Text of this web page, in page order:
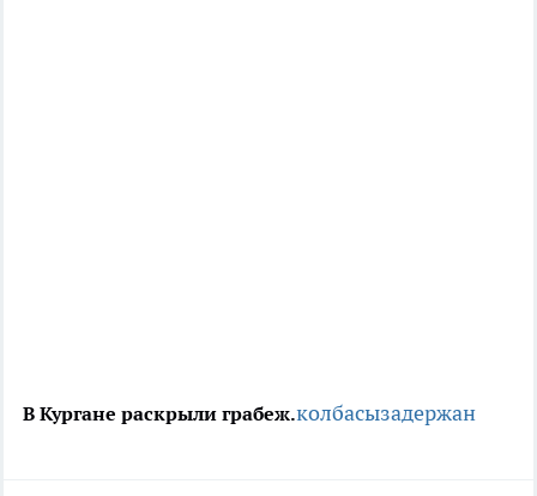
В Кургане раскрыли грабеж.колбасызадержан